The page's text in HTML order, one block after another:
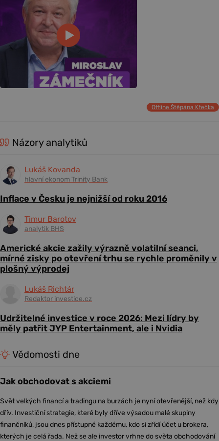
Offline Štěpána Křečka
Názory analytiků
Lukáš Kovanda
hlavní ekonom Trinity Bank
Inflace v Česku je nejnižší od roku 2016
Timur Barotov
analytik BHS
Americké akcie zažily výrazně volatilní seanci,
mírné zisky po otevření trhu se rychle proměnily v
plošný výprodej
Lukáš Richtár
Redaktor investice.cz
Udržitelné investice v roce 2026: Mezi lídry by
měly patřit JYP Entertainment, ale i Nvidia
Vědomosti dne
Jak obchodovat s akciemi
Svět velkých financí a tradingu na burzách je nyní otevřenější, než kdy
dřív. Investiční strategie, které byly dříve výsadou malé skupiny
finančníků, jsou dnes přístupné každému, kdo si zřídí účet u brokera,
kterých je celá řada. Než se ale investor vrhne do světa obchodování